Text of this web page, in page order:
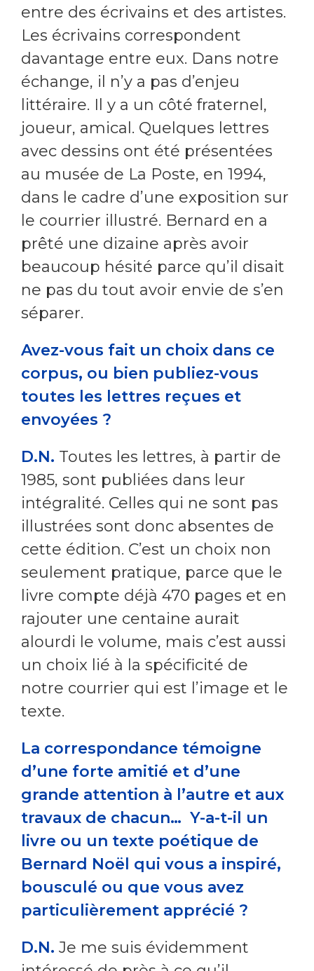
entre des écrivains et des artistes.
Les écrivains correspondent
davantage entre eux. Dans notre
échange, il n’y a pas d’enjeu
littéraire. Il y a un côté fraternel,
joueur, amical. Quelques lettres
avec dessins ont été présentées
au musée de La Poste, en 1994,
dans le cadre d’une exposition sur
le courrier illustré. Bernard en a
prêté une dizaine après avoir
beaucoup hésité parce qu’il disait
ne pas du tout avoir envie de s’en
séparer.
Avez-vous fait un choix dans ce
corpus, ou bien publiez-vous
toutes les lettres reçues et
envoyées ?
D.N. Toutes les lettres, à partir de
1985, sont publiées dans leur
intégralité. Celles qui ne sont pas
illustrées sont donc absentes de
cette édition. C’est un choix non
seulement pratique, parce que le
livre compte déjà 470 pages et en
rajouter une centaine aurait
alourdi le volume, mais c’est aussi
un choix lié à la spécificité de
notre courrier qui est l’image et le
texte.
La correspondance témoigne
d’une forte amitié et d’une
grande attention à l’autre et aux
travaux de chacun… Y-a-t-il un
livre ou un texte poétique de
Bernard Noël qui vous a inspiré,
bousculé ou que vous avez
particulièrement apprécié ?
D.N. Je me suis évidemment